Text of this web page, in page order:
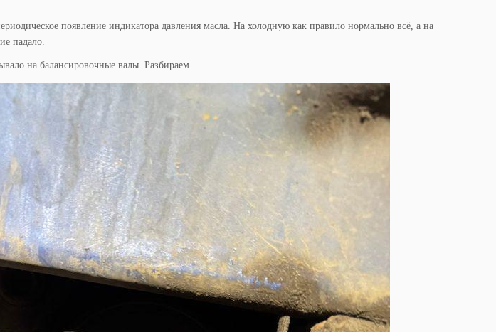
появление индикатора давления масла. На холодную как правило нормально всё, а на
падало.
на балансировочные валы. Разбираем